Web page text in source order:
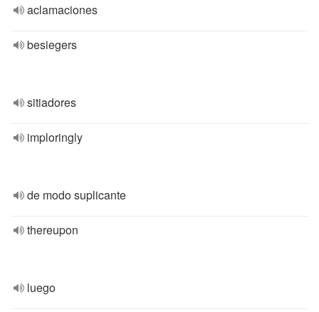
aclamaciones
besiegers
sitiadores
imploringly
de modo suplicante
thereupon
luego